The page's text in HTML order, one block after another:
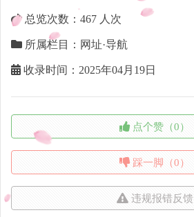
总览次数： 467 人次
所属栏目：网址·导航
收录时间：2025年04月19日
点个赞（0）
踩一脚（0）
违规报错反馈